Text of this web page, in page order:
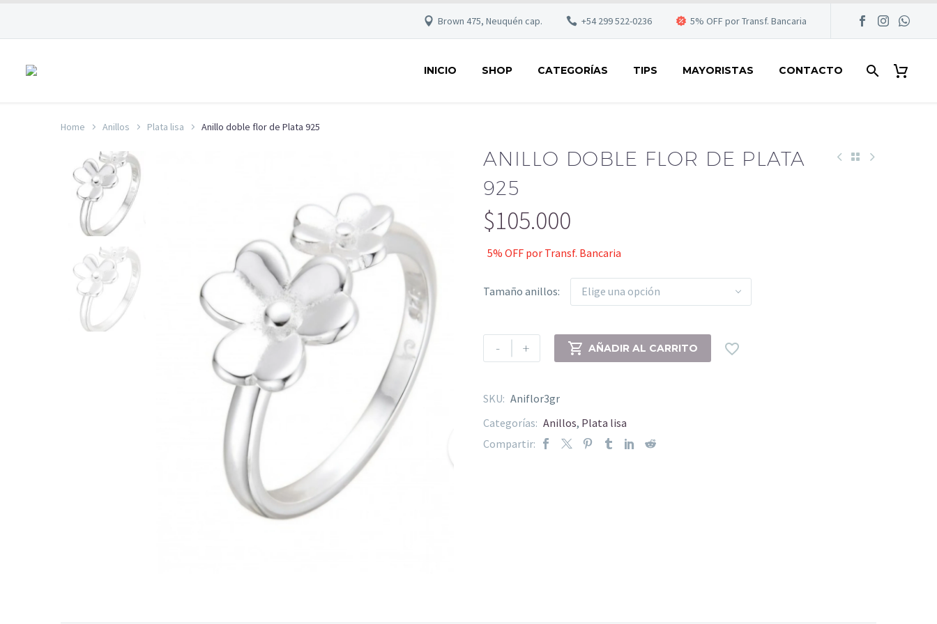
Brown 475, Neuquén cap. +54 299 522-0236 5% OFF por Transf. Bancaria
INICIO SHOP CATEGORÍAS TIPS MAYORISTAS CONTACTO
Home Anillos Plata lisa Anillo doble flor de Plata 925
ANILLO DOBLE FLOR DE PLATA
925
$105.000
5% OFF por Transf. Bancaria
Tamaño anillos Elige una opción
- +  AÑADIR AL CARRITO 
SKU: Aniflor3gr
Categorías: Anillos, Plata lisa
Compartir: